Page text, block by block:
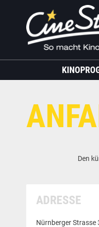
Den
ADRESSE
Nürnberger Strasse